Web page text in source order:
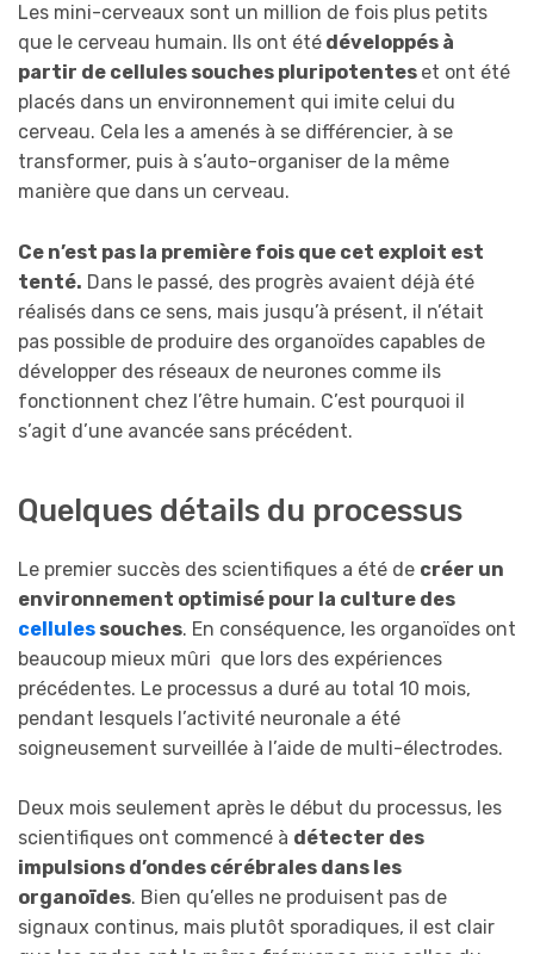
Les mini-cerveaux sont un million de fois plus petits
que le cerveau humain. Ils ont été développés à
partir de cellules souches pluripotentes et ont été
placés dans un environnement qui imite celui du
cerveau. Cela les a amenés à se différencier, à se
transformer, puis à s’auto-organiser de la même
manière que dans un cerveau.
Ce n’est pas la première fois que cet exploit est
tenté. Dans le passé, des progrès avaient déjà été
réalisés dans ce sens, mais jusqu’à présent, il n’était
pas possible de produire des organoïdes capables de
développer des réseaux de neurones comme ils
fonctionnent chez l’être humain. C’est pourquoi il
s’agit d’une avancée sans précédent.
Quelques détails du processus
Le premier succès des scientifiques a été de créer un
environnement optimisé pour la culture des
cellules souches. En conséquence, les organoïdes ont
beaucoup mieux mûri que lors des expériences
précédentes. Le processus a duré au total 10 mois,
pendant lesquels l’activité neuronale a été
soigneusement surveillée à l’aide de multi-électrodes.
Deux mois seulement après le début du processus, les
scientifiques ont commencé à détecter des
impulsions d’ondes cérébrales dans les
organoïdes. Bien qu’elles ne produisent pas de
signaux continus, mais plutôt sporadiques, il est clair